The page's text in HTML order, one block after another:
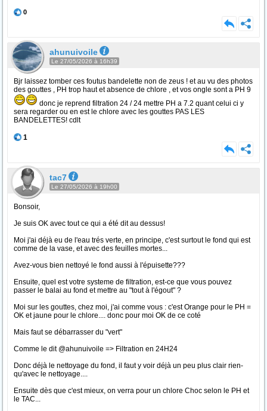
0
ahunuivoile
Le 27/05/2026 à 16h39
Bjr laissez tomber ces foutus bandelette non de zeus ! et au vu des photos
des gouttes , PH trop haut et absence de chlore , et vos ongle sont a PH 9
donc je reprend filtration 24 / 24 mettre PH a 7.2 quant celui ci y
sera regarder ou en est le chlore avec les gouttes PAS LES
BANDELETTES! cdlt
1
tac7
Le 27/05/2026 à 19h00
Bonsoir,
Je suis OK avec tout ce qui a été dit au dessus!
Moi j'ai déjà eu de l'eau trés verte, en principe, c'est surtout le fond qui est
comme de la vase, et avec des feuilles mortes...
Avez-vous bien nettoyé le fond aussi à l'épuisette???
Ensuite, quel est votre systeme de filtration, est-ce que vous pouvez
passer le balai au fond et mettre au "tout à l'égout" ?
Moi sur les gouttes, chez moi, j'ai comme vous : c'est Orange pour le PH =
OK et jaune pour le chlore.... donc pour moi OK de ce coté
Mais faut se débarrasser du "vert"
Comme le dit @ahunuivoile => Filtration en 24H24
Donc déjà le nettoyage du fond, il faut y voir déjà un peu plus clair rien-
qu'avec le nettoyage....
Ensuite dès que c'est mieux, on verra pour un chlore Choc selon le PH et
le TAC...